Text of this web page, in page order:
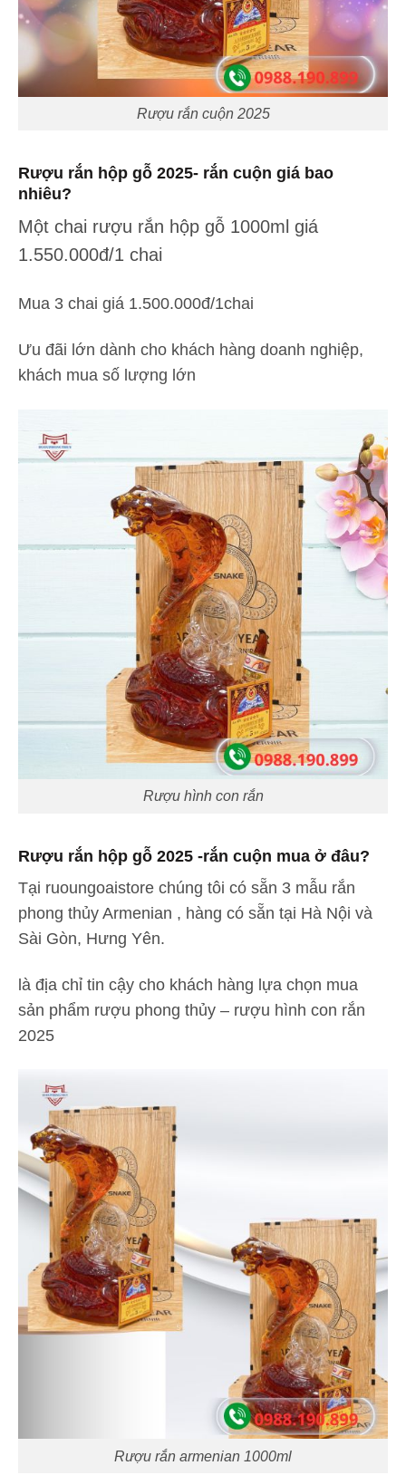
Rượu rắn cuộn 2025
Rượu rắn hộp gỗ 2025- rắn cuộn giá bao
nhiêu?
Một chai rượu rắn hộp gỗ 1000ml giá
1.550.000đ/1 chai
Mua 3 chai giá 1.500.000đ/1chai
Ưu đãi lớn dành cho khách hàng doanh nghiệp,
khách mua số lượng lớn
Rượu hình con rắn
Rượu rắn hộp gỗ 2025 -rắn cuộn mua ở đâu?
Tại ruoungoaistore chúng tôi có sẵn 3 mẫu rắn
phong thủy Armenian , hàng có sẵn tại Hà Nội và
Sài Gòn, Hưng Yên.
là địa chỉ tin cậy cho khách hàng lựa chọn mua
sản phẩm rượu phong thủy – rượu hình con rắn
2025
Rượu rắn armenian 1000ml